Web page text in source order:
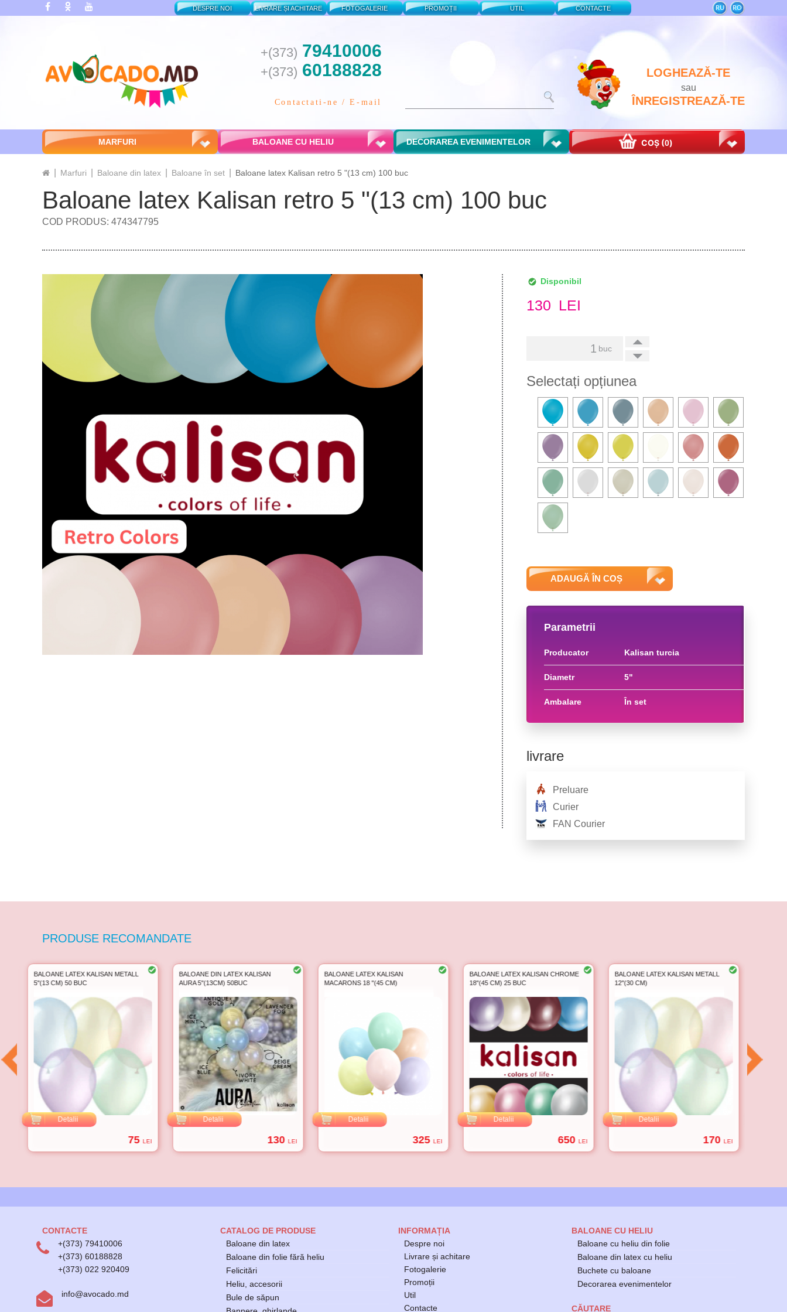
RU RO
DESPRE NOI LIVRARE ȘI ACHITARE FOTOGALERIE PROMOȚII UTIL CONTACTE
+(373) 79410006
+(373) 60188828
Contactati-ne / E-mail
LOGHEAZĂ-TE
sau
ÎNREGISTREAZĂ-TE
MARFURI BALOANE CU HELIU DECORAREA EVENIMENTELOR COȘ (0)
Marfuri Baloane din latex Baloane în set Baloane latex Kalisan retro 5 "(13 cm) 100 buc
Baloane latex Kalisan retro 5 "(13 cm) 100 buc
COD PRODUS: 474347795
Disponibil
130 LEI
+
-
buc
Selectați opțiunea
ADAUGĂ ÎN COȘ
Parametrii
producator kalisan turcia
diametr 5"
ambalare în set
livrare
Preluare
Curier
FAN Courier
PRODUSE RECOMANDATE
BALOANE LATEX KALISAN METALL
5''(13 CM) 50 BUC
Detalii
75 LEI
BALOANE DIN LATEX KALISAN
AURA 5''(13CM) 50BUC
Detalii
130 LEI
BALOANE LATEX KALISAN
MACARONS 18 "(45 CM)
Detalii
325 LEI
BALOANE LATEX KALISAN CHROME
18"(45 CM) 25 BUC
Detalii
650 LEI
BALOANE LATEX KALISAN METALL
12''(30 CM)
Detalii
170 LEI
CONTACTE
+(373) 79410006
+(373) 60188828
+(373) 022 920409
info@avocado.md
CATALOG DE PRODUSE
Baloane din latex
Baloane din folie fără heliu
Felicitări
Heliu, accesorii
Bule de săpun
INFORMAȚIA
Despre noi
Livrare și achitare
Fotogalerie
Promoții
Util
Contacte
BALOANE CU HELIU
Baloane cu heliu din folie
Baloane din latex cu heliu
Buchete cu baloane
Decorarea evenimentelor
CĂUTARE